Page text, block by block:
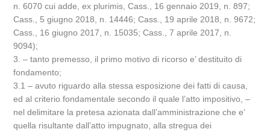
n. 6070 cui adde, ex plurimis, Cass., 16 gennaio 2019, n. 897;
Cass., 5 giugno 2018, n. 14446; Cass., 19 aprile 2018, n. 9672;
Cass., 16 giugno 2017, n. 15035; Cass., 7 aprile 2017, n.
9094);
3. – tanto premesso, il primo motivo di ricorso e’ destituito di
fondamento;
3.1 – avuto riguardo alla stessa esposizione dei fatti di causa,
ed al criterio fondamentale secondo il quale l’atto impositivo, –
nel delimitare la pretesa azionata dall’amministrazione che e’
quella risultante dall’atto impugnato, alla stregua dei